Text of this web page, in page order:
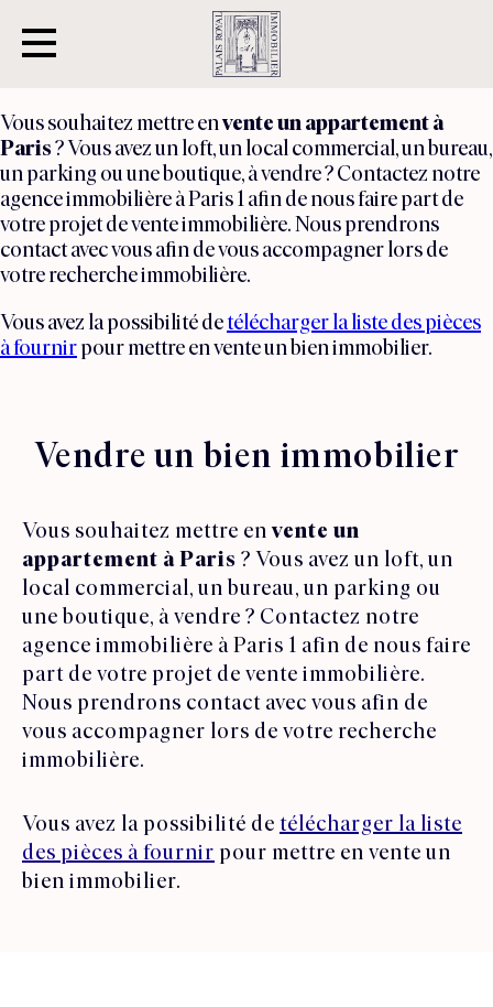
Vous souhaitez mettre envente un appartement à
Paris? Vous avez un loft, un local commercial, un bureau,
un parking ou une boutique, à vendre ? Contactez notre
agence immobilière à Paris 1 afin de nous faire part de
votre projet de vente immobilière. Nous prendrons
contact avec vous afin de vous accompagner lors de
votre recherche immobilière.
Vous avez la possibilité detélécharger la liste des pièces
à fournirpour mettre en vente un bien immobilier.
Vendre un bien immobilier
Vous souhaitez mettre en vente un
appartement à Paris ? Vous avez un loft, un
local commercial, un bureau, un parking ou
une boutique, à vendre ? Contactez notre
agence immobilière à Paris 1 afin de nous faire
part de votre projet de vente immobilière.
Nous prendrons contact avec vous afin de
vous accompagner lors de votre recherche
immobilière.
Vous avez la possibilité de télécharger la liste
des pièces à fournir pour mettre en vente un
bien immobilier.